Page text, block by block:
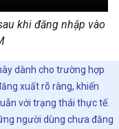
khi đăng nhập vào
dành cho trường hợp
xuất rõ ràng, khiến
với trạng thái thực tế.
người dùng chưa đăng